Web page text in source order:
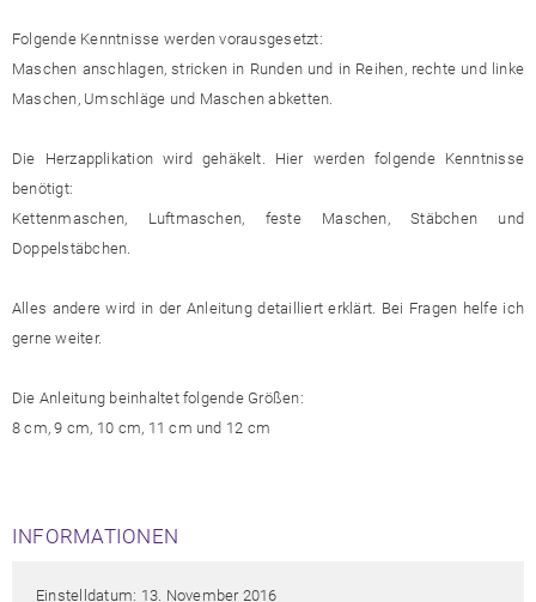
Folgende Kenntnisse werden vorausgesetzt:
Maschen anschlagen, stricken in Runden und in Reihen, rechte und linke
Maschen, Umschläge und Maschen abketten.
Die Herzapplikation wird gehäkelt. Hier werden folgende Kenntnisse
benötigt:
Kettenmaschen, Luftmaschen, feste Maschen, Stäbchen und
Doppelstäbchen.
Alles andere wird in der Anleitung detailliert erklärt. Bei Fragen helfe ich
gerne weiter.
Die Anleitung beinhaltet folgende Größen:
8 cm, 9 cm, 10 cm, 11 cm und 12 cm
INFORMATIONEN
Einstelldatum: 13. November 2016